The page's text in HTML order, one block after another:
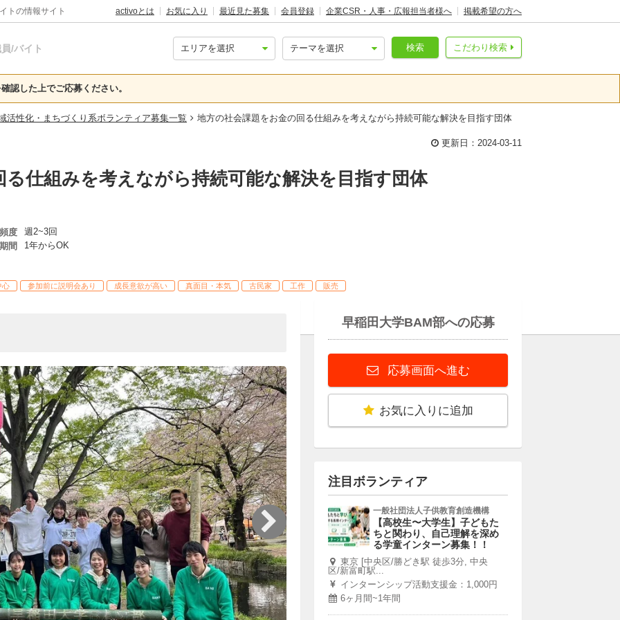
トの情報サイト activoとは お気に入り 最近見た募集 会員登録 企業CSR・人事・広報担当者様へ 掲載希望の方へ
/バイト こだわり検索
検索
認した上でご応募ください。
活性化・まちづくり系ボランティア募集一覧 地方の社会課題をお金の回る仕組みを考えながら持続可能な解決を目指す団体
更新日：2024-03-11
仕組みを考えながら持続可能な解決を目指す団体
度
週2~3回
間
1年からOK
心 参加前に説明会あり 成長意欲が高い 真面目・本気 古民家 工作 販売
早稲田大学BAM部への応募
応募画面へ進む
お気に入りに追加
注目ボランティア
一般社団法人子供教育創造機構
【高校生〜大学生】子どもた
ちと関わり、自己理解を深め
る学童インターン募集！！
東京 [中央区/勝どき駅 徒歩3分, 中央
区/新富町駅...
インターンシップ活動支援金：1,000円
6ヶ月間~1年間